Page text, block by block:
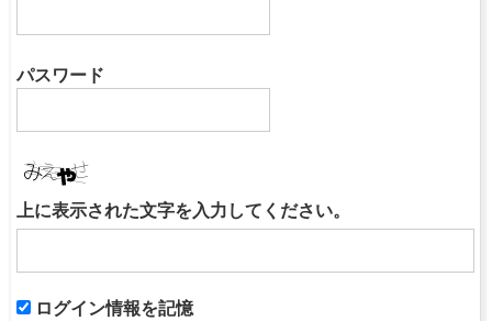
パスワード
上に表示された文字を入力してください。
ログイン情報を記憶